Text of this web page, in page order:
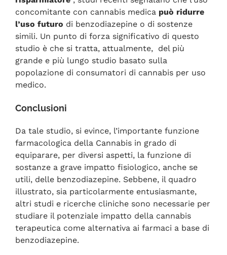
concomitante con cannabis medica può ridurre
l’uso futuro di benzodiazepine o di sostenze
simili. Un punto di forza significativo di questo
studio è che si tratta, attualmente, del più
grande e più lungo studio basato sulla
popolazione di consumatori di cannabis per uso
medico.
Conclusioni
Da tale studio, si evince, l’importante funzione
farmacologica della Cannabis in grado di
equiparare, per diversi aspetti, la funzione di
sostanze a grave impatto fisiologico, anche se
utili, delle benzodiazepine. Sebbene, il quadro
illustrato, sia particolarmente entusiasmante,
altri studi e ricerche cliniche sono necessarie per
studiare il potenziale impatto della cannabis
terapeutica come alternativa ai farmaci a base di
benzodiazepine.